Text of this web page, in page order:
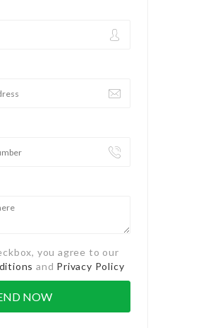
you agree to our
and Privacy Policy